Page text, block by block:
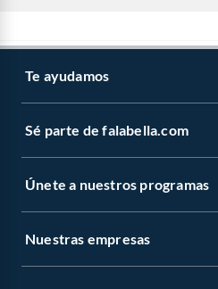
Te ayudamos
Sé parte de falabella.com
Únete a nuestros programas
Nuestras empresas